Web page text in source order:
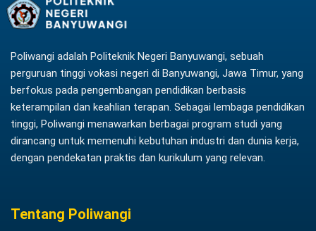
Poliwangi adalah Politeknik Negeri Banyuwangi, sebuah
perguruan tinggi vokasi negeri di Banyuwangi, Jawa Timur, yang
berfokus pada pengembangan pendidikan berbasis
keterampilan dan keahlian terapan. Sebagai lembaga pendidikan
tinggi, Poliwangi menawarkan berbagai program studi yang
dirancang untuk memenuhi kebutuhan industri dan dunia kerja,
dengan pendekatan praktis dan kurikulum yang relevan.
Tentang Poliwangi